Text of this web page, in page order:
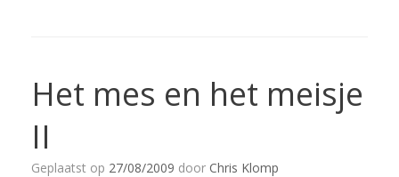
Het mes en het meisje
II
Geplaatst op 27/08/2009 door Chris Klomp